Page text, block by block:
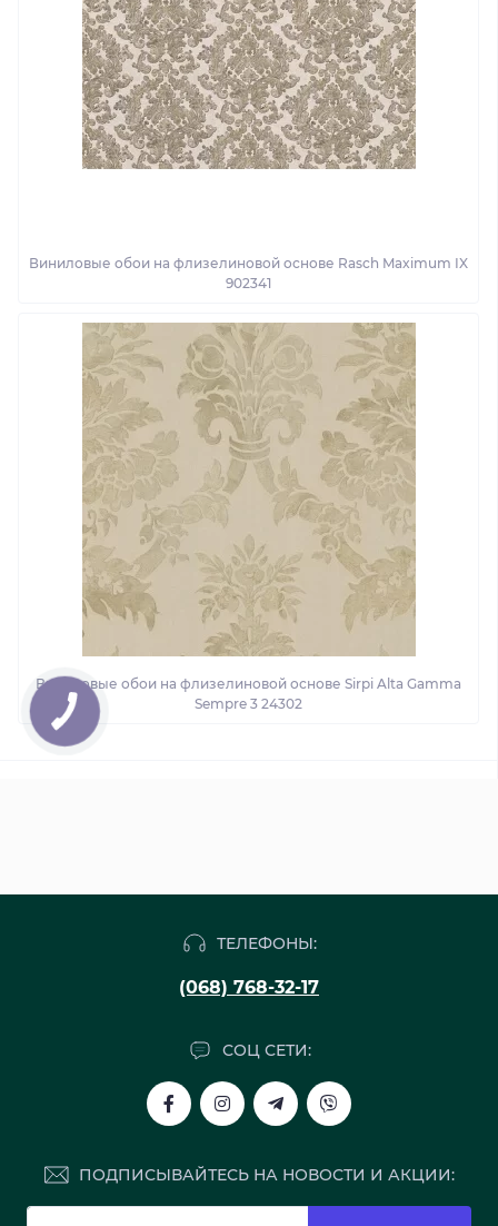
Виниловые обои на флизелиновой основе Rasch Maximum IX
902341
Виниловые обои на флизелиновой основе Sirpi Alta Gamma
Sempre 3 24302
ТЕЛЕФОНЫ:
(068) 768-32-17
СОЦ СЕТИ:
ПОДПИСЫВАЙТЕСЬ НА НОВОСТИ И АКЦИИ: